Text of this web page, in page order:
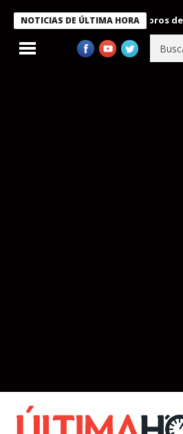
NOTICIAS DE ÚLTIMA HORA
Bukele condecora a miembros de la